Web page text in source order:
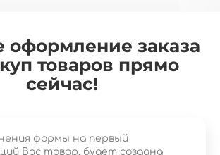
оформление заказа
товаров прямо
сейчас!
формы на первый
Вас товар, будет создана